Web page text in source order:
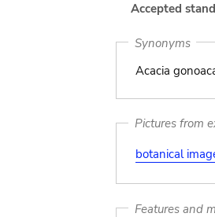
Accepted
Synonyms
Acacia
Pictures from
botanical
Features and